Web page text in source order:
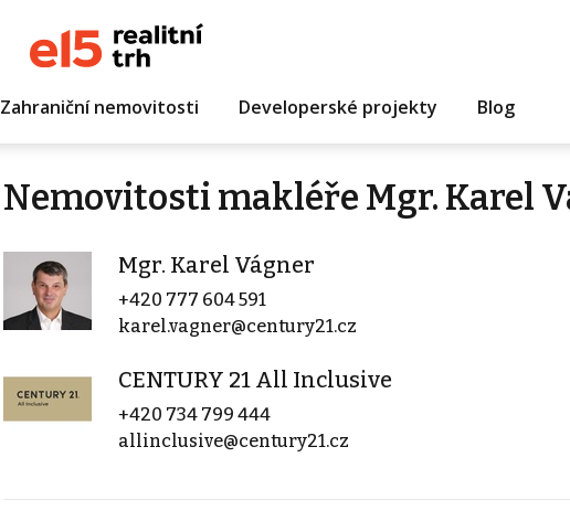
Zahraniční nemovitosti Developerské projekty Blog
Nemovitosti makléře Mgr. Karel
Mgr. Karel Vágner
+420 777 604 591
karel.vagner@century21.cz
CENTURY 21 All Inclusive
+420 734 799 444
allinclusive@century21.cz